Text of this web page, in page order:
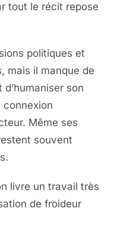
tout le récit repose
politiques et
mais il manque de
son
connexion
Même ses
souvent
livre un travail très
de froideur